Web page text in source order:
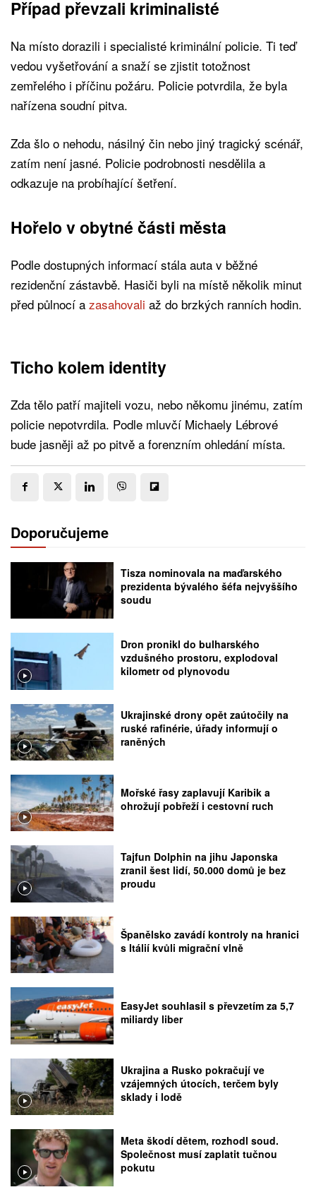
Případ převzali kriminalisté
Na místo dorazili i specialisté kriminální policie. Ti teď
vedou vyšetřování a snaží se zjistit totožnost
zemřelého i příčinu požáru. Policie potvrdila, že byla
nařízena soudní pitva.
Zda šlo o nehodu, násilný čin nebo jiný tragický scénář,
zatím není jasné. Policie podrobnosti nesdělila a
odkazuje na probíhající šetření.
Hořelo v obytné části města
Podle dostupných informací stála auta v běžné
rezidenční zástavbě. Hasiči byli na místě několik minut
před půlnocí a zasahovali až do brzkých ranních hodin.
Ticho kolem identity
Zda tělo patří majiteli vozu, nebo někomu jinému, zatím
policie nepotvrdila. Podle mluvčí Michaely Lébrové
bude jasněji až po pitvě a forenzním ohledání místa.
Doporučujeme
Tisza nominovala na maďarského
prezidenta bývalého šéfa nejvyššího
soudu
Dron pronikl do bulharského
vzdušného prostoru, explodoval
kilometr od plynovodu
Ukrajinské drony opět zaútočily na
ruské rafinérie, úřady informují o
raněných
Mořské řasy zaplavují Karibik a
ohrožují pobřeží i cestovní ruch
Tajfun Dolphin na jihu Japonska
zranil šest lidí, 50.000 domů je bez
proudu
Španělsko zavádí kontroly na hranici
s Itálií kvůli migrační vlně
EasyJet souhlasil s převzetím za 5,7
miliardy liber
Ukrajina a Rusko pokračují ve
vzájemných útocích, terčem byly
sklady i lodě
Meta škodí dětem, rozhodl soud.
Společnost musí zaplatit tučnou
pokutu